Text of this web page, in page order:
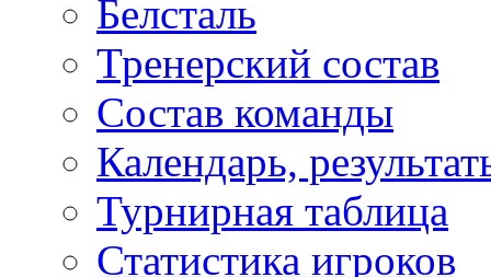
Белсталь
Тренерский состав
Состав команды
Календарь,
Турнирная таблица
Статистика игроков